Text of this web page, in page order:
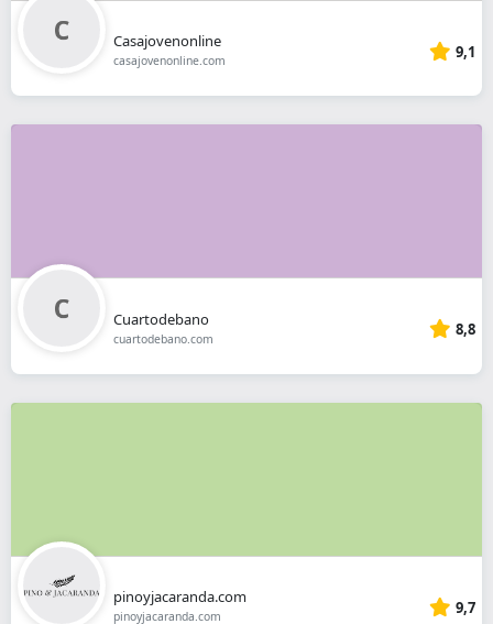
Casajovenonline
casajovenonline.com 9,1
Cuartodebano
cuartodebano.com 8,8
pinoyjacaranda.com
pinoyjacaranda.com 9,7